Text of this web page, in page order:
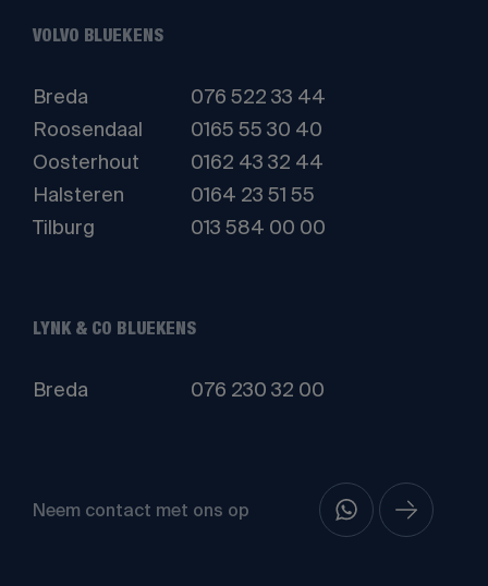
VOLVO BLUEKENS
Breda
076 522 33 44
Roosendaal
0165 55 30 40
Oosterhout
0162 43 32 44
Halsteren
0164 23 51 55
Tilburg
013 584 00 00
LYNK & CO BLUEKENS
Breda 076 230 32 00
Neem contact met ons op